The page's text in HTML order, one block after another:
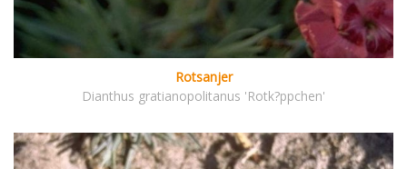
Rotsanjer
Dianthus gratianopolitanus 'Rotk?ppchen'